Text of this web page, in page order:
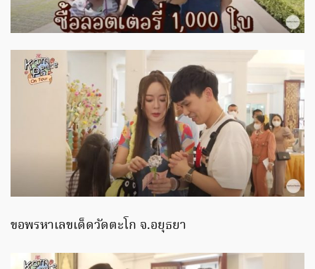
ขอพรหาเลขเด็ดวัดตะโก จ.อยุธยา